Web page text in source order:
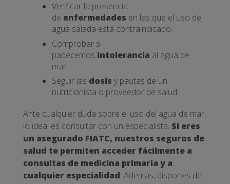
Verificar la presencia
de enfermedades en las que el uso de
agua salada está contraindicado.
Comprobar si
padecemos intolerancia al agua de
mar.
Seguir las dosis y pautas de un
nutricionista o proveedor de salud.
Ante cualquier duda sobre el uso del agua de mar,
lo ideal es consultar con un especialista. Si eres
un asegurado FIATC, nuestros seguros de
salud te permiten acceder fácilmente a
consultas de medicina primaria y a
cualquier especialidad. Además, dispones de